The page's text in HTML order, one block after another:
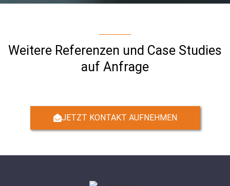
Weitere Referenzen und Case Studies
auf Anfrage
JETZT KONTAKT AUFNEHMEN